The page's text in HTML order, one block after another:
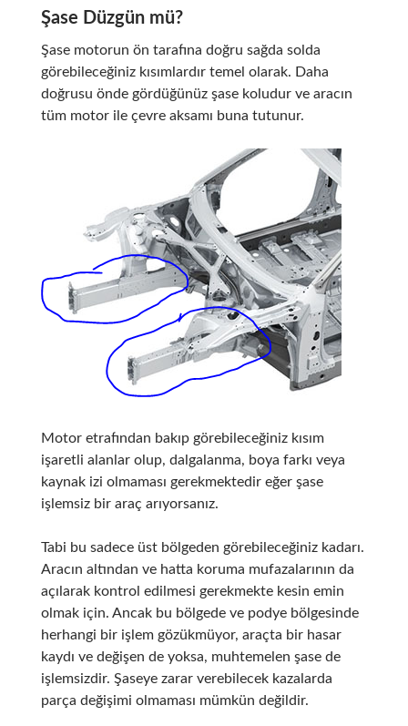
Şase Düzgün mü?
Şase motorun ön tarafına doğru sağda solda
görebileceğiniz kısımlardır temel olarak. Daha
doğrusu önde gördüğünüz şase koludur ve aracın
tüm motor ile çevre aksamı buna tutunur.
Motor etrafından bakıp görebileceğiniz kısım
işaretli alanlar olup, dalgalanma, boya farkı veya
kaynak izi olmaması gerekmektedir eğer şase
işlemsiz bir araç arıyorsanız.
Tabi bu sadece üst bölgeden görebileceğiniz kadarı.
Aracın altından ve hatta koruma mufazalarının da
açılarak kontrol edilmesi gerekmekte kesin emin
olmak için. Ancak bu bölgede ve podye bölgesinde
herhangi bir işlem gözükmüyor, araçta bir hasar
kaydı ve değişen de yoksa, muhtemelen şase de
işlemsizdir. Şaseye zarar verebilecek kazalarda
parça değişimi olmaması mümkün değildir.